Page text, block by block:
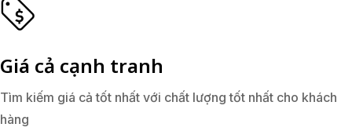
Giá cả cạnh tranh
Tìm kiếm giá cả tốt nhất với chất lượng tốt nhất cho khách
hàng